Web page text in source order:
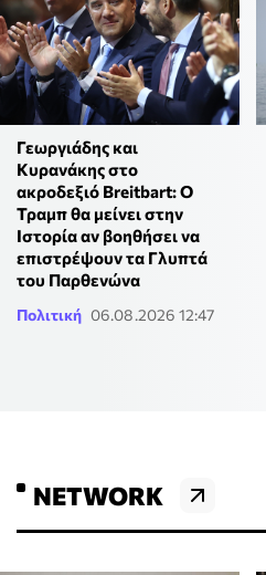
Γεωργιάδης και
Κυρανάκης στο
ακροδεξιό Breitbart: Ο
Τραμπ θα μείνει στην
Ιστορία αν βοηθήσει να
επιστρέψουν τα Γλυπτά
του Παρθενώνα
Πολιτική 06.08.2026 12:47
NETWORK